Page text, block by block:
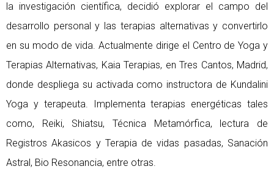
la investigación científica, decidió explorar el campo del
desarrollo personal y las terapias alternativas y convertirlo
en su modo de vida. Actualmente dirige el Centro de Yoga y
Terapias Alternativas, Kaia Terapias, en Tres Cantos, Madrid,
donde despliega su activada como instructora de Kundalini
Yoga y terapeuta. Implementa terapias energéticas tales
como, Reiki, Shiatsu, Técnica Metamórfica, lectura de
Registros Akasicos y Terapia de vidas pasadas, Sanación
Astral, Bio Resonancia, entre otras.